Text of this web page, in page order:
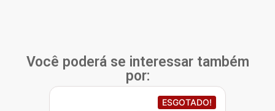
Você poderá se interessar também
por:
ESGOTADO!